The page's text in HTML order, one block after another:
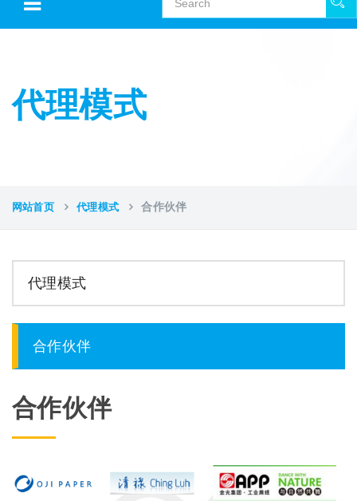
代理模式
网站首页 代理模式 合作伙伴
代理模式
合作伙伴
合作伙伴